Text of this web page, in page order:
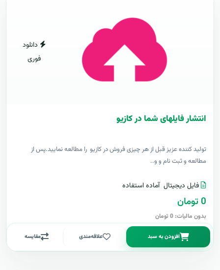
دانلود
فوری
انتشار فایلهای شما در کازیو
توليد کننده عزيز قبل از هر چیزی فروش در کازیو را مطالعه نمایید.پس از
مطالعه و ثبت نام و و..
فایل دیجیتال آماده استفاده
0 تومان
بدون مالیات: 0 تومان
افزودن به سبد علاقه‌مندی مقایسه